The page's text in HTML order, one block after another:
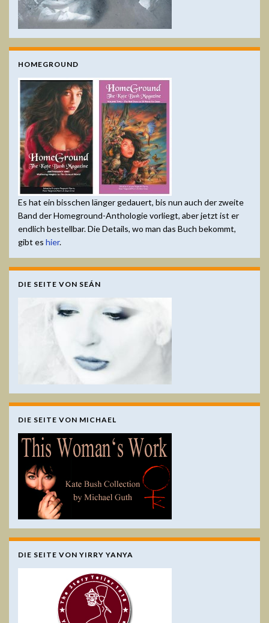
HOMEGROUND
Es hat ein bisschen länger gedauert, bis nun auch der zweite
Band der Homeground-Anthologie vorliegt, aber jetzt ist er
endlich bestellbar. Die Details, wo man das Buch bekommt,
gibt es hier.
DIE SEITE VON SEÁN
DIE SEITE VON MICHAEL
DIE SEITE VON YIRRY YANYA